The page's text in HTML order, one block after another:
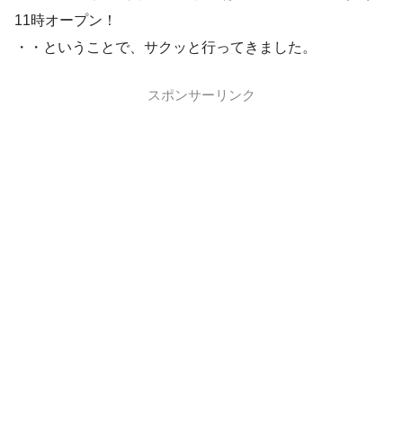
11時オープン！
・・ということで、サクッと行ってきました。
スポンサーリンク